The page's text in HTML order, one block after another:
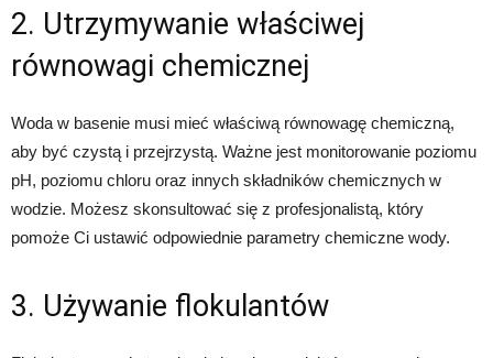
2. Utrzymywanie właściwej
równowagi chemicznej
Woda w basenie musi mieć właściwą równowagę chemiczną,
aby być czystą i przejrzystą. Ważne jest monitorowanie poziomu
pH, poziomu chloru oraz innych składników chemicznych w
wodzie. Możesz skonsultować się z profesjonalistą, który
pomoże Ci ustawić odpowiednie parametry chemiczne wody.
3. Używanie flokulantów